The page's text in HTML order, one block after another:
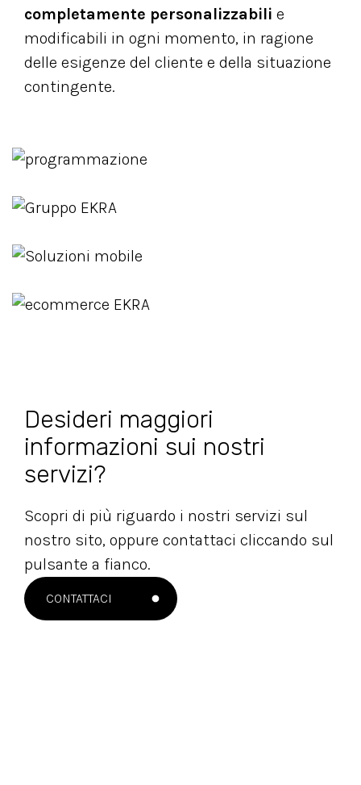
completamente personalizzabili e
modificabili in ogni momento, in ragione
delle esigenze del cliente e della situazione
contingente.
Desideri maggiori
informazioni sui nostri
servizi?
Scopri di più riguardo i nostri servizi sul
nostro sito, oppure contattaci cliccando sul
pulsante a fianco.
CONTATTACI